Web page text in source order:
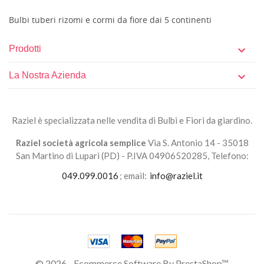
Bulbi tuberi rizomi e cormi da fiore dai 5 continenti
Prodotti 
La Nostra Azienda 
Raziel è specializzata nelle vendita di Bulbi e Fiori da giardino.
Raziel società agricola semplice Via S. Antonio 14 - 35018
San Martino di Lupari (PD) - P.IVA 04906520285, Telefono:
049.099.0016 ; email: info@raziel.it